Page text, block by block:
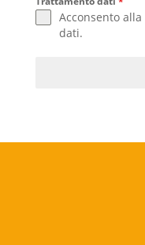
Acconsento alla
dati.